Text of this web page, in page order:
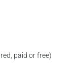
paid or free)